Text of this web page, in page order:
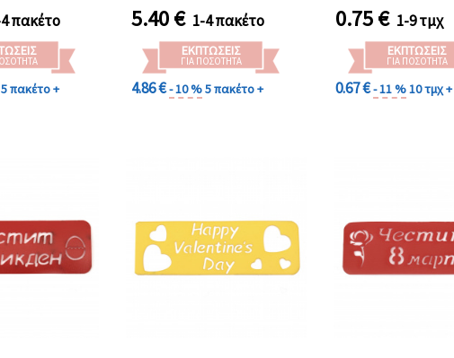
πακέτο
5 πακέτο +
5.40€ 1-4 πακέτο
ΕΚΠΤΏΣΕΙΣ
ΓΙΑ ΠΟΣΌΤΗΤΑ
4.86 €- 10 %5 πακέτο +
0.75€ 1-9 τμχ
ΕΚΠΤΏΣΕΙΣ
ΓΙΑ ΠΟΣΌΤΗΤΑ
0.67 €- 11 %10 τμχ +